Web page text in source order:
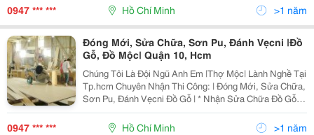
Phòng, Cửa Đi Bị Sập Xệ Khó Đóng Hư Hỏng Cong
Vênh. - Sử
0947 *** *** Hồ Chí Minh >1 năm
Đóng Mới, Sửa Chữa, Sơn Pu, Đánh Vẹcni |Đồ
Gỗ, Đồ Mộc| Quận 10, Hcm
Chúng Tôi Là Đội Ngũ Anh Em |Thợ Mộc| Lành Nghề Tại
Tp.hcm Chuyên Nhận Thi Công: | Đóng Mới, Sửa Chữa,
Sơn Pu, Đánh Vẹcni Đồ Gỗ | * Nhận Sửa Chữa Đồ Gỗ
Tại Nhà Thành Phố Hồ Chí Minh - Sửa Chữa Cửa Sổ,
Cửa Thông Phòng, Cửa Đi Bị Sập Xệ Khó Đóng Hư Hỏn
0947 *** *** Hồ Chí Minh >1 năm